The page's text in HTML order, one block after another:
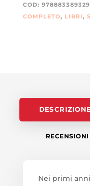
COD:
COMPLETO, LIBRI,
Nei primi